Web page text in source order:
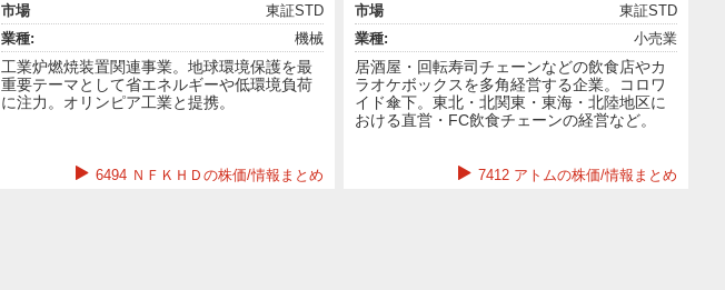
市場
東証STD
業種:
機械
工業炉燃焼装置関連事業。地球環境保護を最
重要テーマとして省エネルギーや低環境負荷
に注力。オリンピア工業と提携。
6494 ＮＦＫＨＤの株価/情報まとめ
市場
東証STD
業種:
小売業
居酒屋・回転寿司チェーンなどの飲食店やカ
ラオケボックスを多角経営する企業。コロワ
イド傘下。東北・北関東・東海・北陸地区に
おける直営・FC飲食チェーンの経営など。
7412 アトムの株価/情報まとめ